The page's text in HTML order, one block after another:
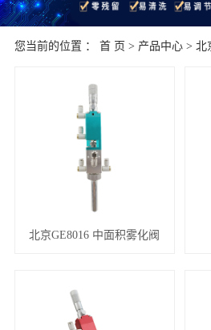
您当前的位置 ： 首 页 > 产品中心> 北
北京GE8016 中面积雾化阀